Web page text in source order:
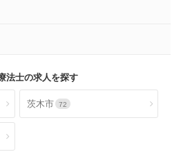
法士の求人を探す
茨木市 72